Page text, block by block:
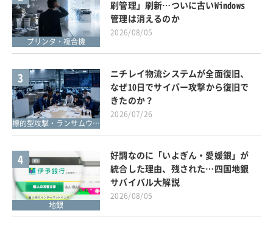
プリンタ・複合機
刷管理」刷新…ついに古いWindows
管理は消えるのか
2026/08/05
3
標的型攻撃・ランサムウェア対策
ニチレイ物流システムが全面復旧、
なぜ10日でサイバー攻撃から復旧で
きたのか？
2026/07/26
4
地銀
好調なのに「いよぎん・愛媛銀」が
統合した理由、残された…四国地銀
サバイバル大解説
2026/08/05